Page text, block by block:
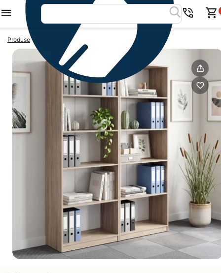
Produse Dulapuri birou Biblioraft LINEA 140